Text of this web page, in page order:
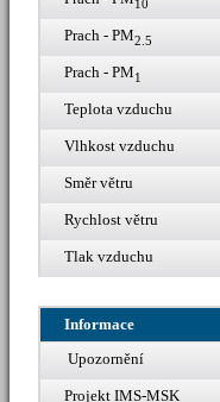
Prach - PM2.5
Prach - PM1
Teplota vzduchu
Vlhkost vzduchu
Směr větru
Rychlost větru
Tlak vzduchu
Informace
Upozornění
Projekt IMS-MSK